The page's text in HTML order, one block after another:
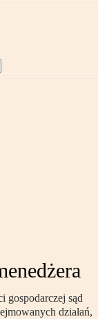
gospodarczej sąd
działań,